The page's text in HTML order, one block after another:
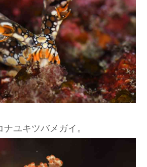
ユキツバメガイ。